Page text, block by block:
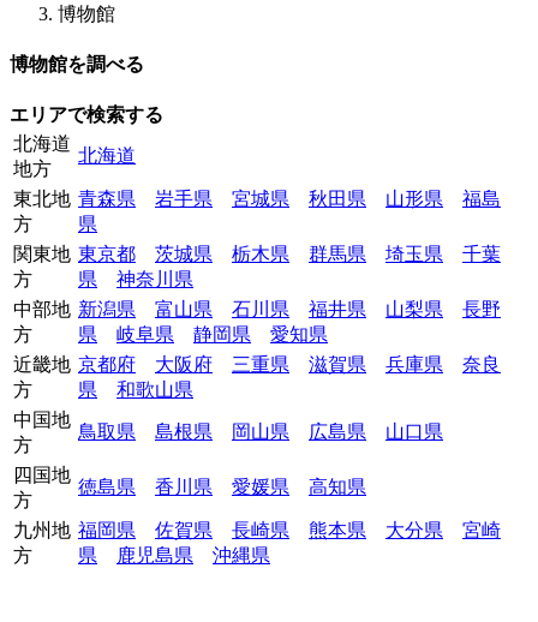
博物館
博物館を調べる
エリアで検索する
北海道
地方
北海道
東北地
方
青森県 岩手県 宮城県 秋田県 山形県
福島
県
関東地
方
東京都 茨城県 栃木県 群馬県 埼玉県
千葉
県
神奈川県
中部地
方
新潟県 富山県 石川県 福井県 山梨県
長野
県
岐阜県 静岡県
愛知県
近畿地
方
京都府 大阪府 三重県 滋賀県 兵庫県
奈良
県
和歌山県
中国地
方
鳥取県 島根県 岡山県 広島県 山口県
四国地
方
徳島県 香川県 愛媛県 高知県
九州地
方
福岡県 佐賀県 長崎県 熊本県 大分県
宮崎
県
鹿児島県 沖縄県